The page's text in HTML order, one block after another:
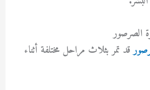
الصرصور
قد تمر بثلاث مراحل مختلفة أثناء